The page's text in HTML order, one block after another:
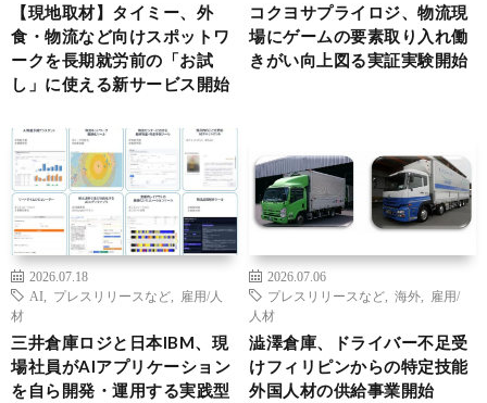
【現地取材】タイミー、外
食・物流など向けスポットワ
ークを長期就労前の「お試
し」に使える新サービス開始
コクヨサプライロジ、物流現
場にゲームの要素取り入れ働
きがい向上図る実証実験開始
2026.07.18
AI
プレスリリースなど
雇用/人
材
三井倉庫ロジと日本IBM、現
場社員がAIアプリケーション
を自ら開発・運用する実践型
2026.07.06
プレスリリースなど
海外
雇用/
人材
澁澤倉庫、ドライバー不足受
けフィリピンからの特定技能
外国人材の供給事業開始